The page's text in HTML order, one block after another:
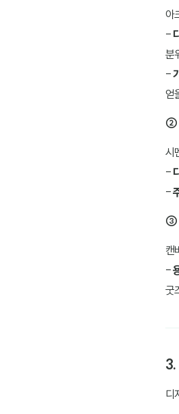
아
-
분
-
얻
②
시
-
-
③
캔
-
굿
3.
디